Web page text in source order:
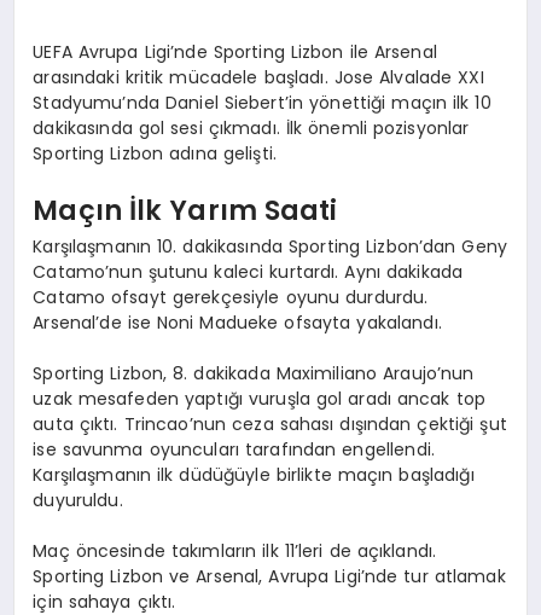
UEFA Avrupa Ligi’nde Sporting Lizbon ile Arsenal
arasındaki kritik mücadele başladı. Jose Alvalade XXI
Stadyumu’nda Daniel Siebert’in yönettiği maçın ilk 10
dakikasında gol sesi çıkmadı. İlk önemli pozisyonlar
Sporting Lizbon adına gelişti.
Maçın İlk Yarım Saati
Karşılaşmanın 10. dakikasında Sporting Lizbon’dan Geny
Catamo’nun şutunu kaleci kurtardı. Aynı dakikada
Catamo ofsayt gerekçesiyle oyunu durdurdu.
Arsenal’de ise Noni Madueke ofsayta yakalandı.
Sporting Lizbon, 8. dakikada Maximiliano Araujo’nun
uzak mesafeden yaptığı vuruşla gol aradı ancak top
auta çıktı. Trincao’nun ceza sahası dışından çektiği şut
ise savunma oyuncuları tarafından engellendi.
Karşılaşmanın ilk düdüğüyle birlikte maçın başladığı
duyuruldu.
Maç öncesinde takımların ilk 11’leri de açıklandı.
Sporting Lizbon ve Arsenal, Avrupa Ligi’nde tur atlamak
için sahaya çıktı.